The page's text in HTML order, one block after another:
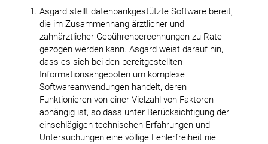
Asgard stellt datenbankgestützte Software bereit,
die im Zusammenhang ärztlicher und
zahnärztlicher Gebührenberechnungen zu Rate
gezogen werden kann. Asgard weist darauf hin,
dass es sich bei den bereitgestellten
Informationsangeboten um komplexe
Softwareanwendungen handelt, deren
Funktionieren von einer Vielzahl von Faktoren
abhängig ist, so dass unter Berücksichtigung der
einschlägigen technischen Erfahrungen und
Untersuchungen eine völlige Fehlerfreiheit nie